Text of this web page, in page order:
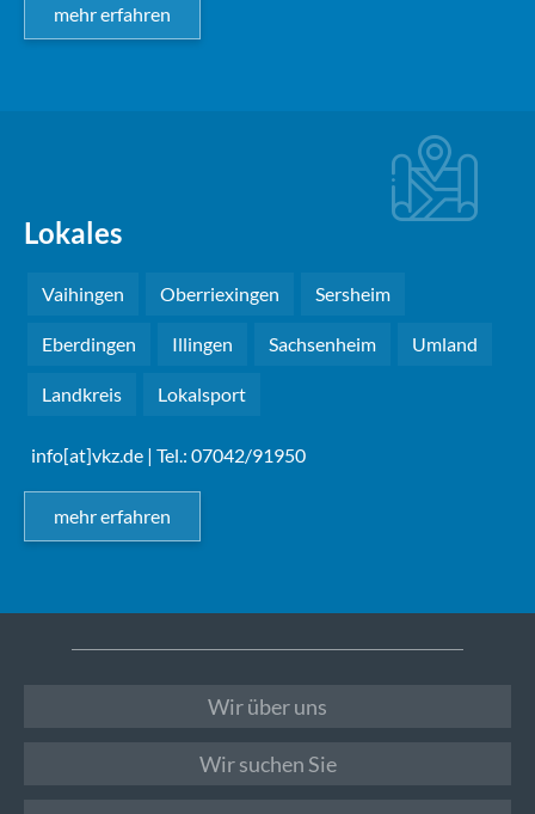
mehr erfahren
Lokales
Vaihingen Oberriexingen Sersheim
Eberdingen Illingen Sachsenheim Umland
Landkreis Lokalsport
info[at]vkz.de | Tel.: 07042/91950
mehr erfahren
Wir über uns
Wir suchen Sie